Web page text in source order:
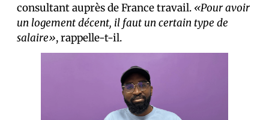
consultant auprès de France travail. «Pour avoir
un logement décent, il faut un certain type de
salaire», rappelle-t-il.